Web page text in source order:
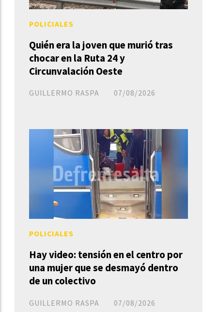
Quién era la joven que murió tras
chocar en la Ruta 24 y
Circunvalación Oeste
GUILLERMO RASPA
POLICIALES
07/08/2026
Hay video: tensión en el centro por
una mujer que se desmayó dentro
de un colectivo
GUILLERMO RASPA
POLICIALES
07/08/2026